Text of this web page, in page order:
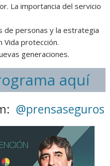
La importancia del servicio
de personas y la estrategia
Vida protección.
generaciones.
aquí
@prensaseguros